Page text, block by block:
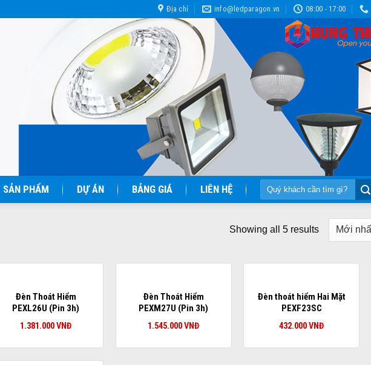
Địa chỉ info@ledparagon.vn 08:00 - 17:00
SẢN PHẨM DỰ ÁN BẢNG GIÁ LIÊN HỆ
Tìm
kiếm:
Showing all 5 results
Đèn Thoát Hiểm
PEXL26U (Pin 3h)
1.381.000VNĐ
Đèn Thoát Hiểm
PEXM27U (Pin 3h)
1.545.000VNĐ
Đèn thoát hiểm Hai Mặt
PEXF23SC
432.000VNĐ